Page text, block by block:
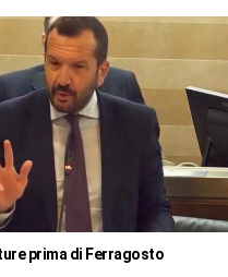
prima di Ferragosto